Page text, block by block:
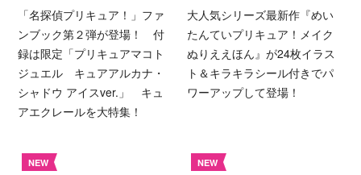
「名探偵プリキュア！」ファ
ンブック第２弾が登場！ 付
録は限定「プリキュアマコト
ジュエル キュアアルカナ・
シャドウ アイスver.」 キュ
アエクレールを大特集！
大人気シリーズ最新作『めい
たんていプリキュア！メイク
ぬりええほん』が24枚イラス
ト＆キラキラシール付きでパ
ワーアップして登場！
NEW NEW